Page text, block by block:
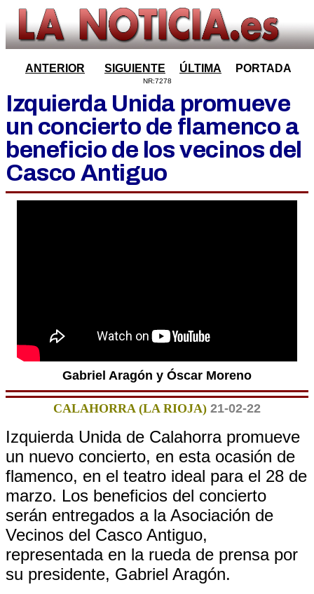
ANTERIOR SIGUIENTE ÚLTIMA PORTADA
NR:7278
Izquierda Unida promueve
un concierto de flamenco a
beneficio de los vecinos del
Casco Antiguo
Gabriel Aragón y Óscar Moreno
CALAHORRA (LA RIOJA) 21-02-22
Izquierda Unida de Calahorra promueve
un nuevo concierto, en esta ocasión de
flamenco, en el teatro ideal para el 28 de
marzo. Los beneficios del concierto
serán entregados a la Asociación de
Vecinos del Casco Antiguo,
representada en la rueda de prensa por
su presidente, Gabriel Aragón.